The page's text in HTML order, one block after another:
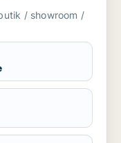
/ showroom /